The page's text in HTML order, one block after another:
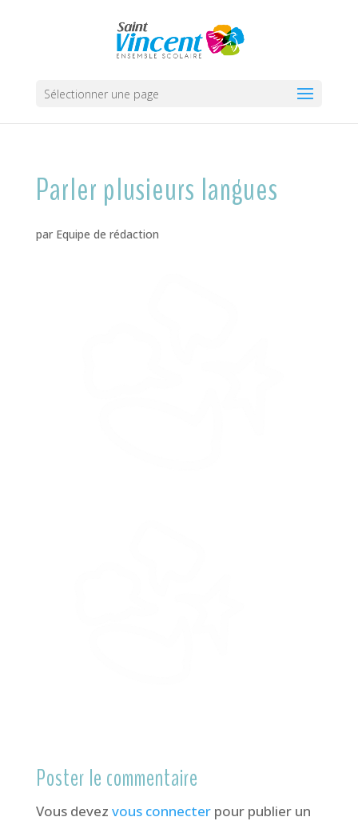
Sélectionner une page
Parler plusieurs langues
par Equipe de rédaction
Poster le commentaire
Vous devez vous connecterpour publier un